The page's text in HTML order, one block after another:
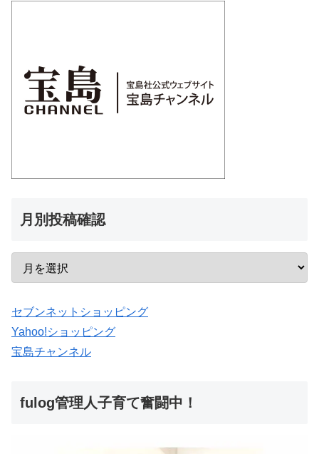
月別投稿確認
セブンネットショッピング
Yahoo!ショッピング
宝島チャンネル
fulog管理人子育て奮闘中！